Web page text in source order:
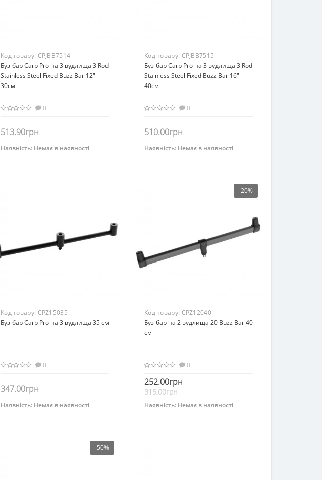
Код товару: CPJBB7514
Буз-бар Carp Pro на 3 вудлища 3 Rod
Stainless Steel Fixed Buzz Bar 12"
30см
0
513.90грн
Немає на складі
Наявність: Немає в наявності
Код товару: CPJBB7515
Буз-бар Carp Pro на 3 вудлища 3 Rod
Stainless Steel Fixed Buzz Bar 16"
40см
0
510.00грн
Немає на складі
Наявність: Немає в наявності
Код товару: CPZ15035
Буз-бар Carp Pro на 3 вудлища 35 см
0
347.00грн
Немає на складі
Наявність: Немає в наявності
-20%
Код товару: CPZ12040
Буз-бар на 2 вудлища 20 Buzz Bar 40
см
0
252.00грн
315.00грн
Немає на складі
Наявність: Немає в наявності
-50%